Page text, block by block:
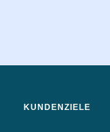
KUNDENZIELE